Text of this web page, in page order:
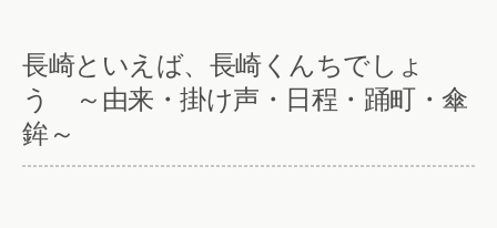
長崎といえば、長崎くんちでしょ
う ～由来・掛け声・日程・踊町・傘
鉾～